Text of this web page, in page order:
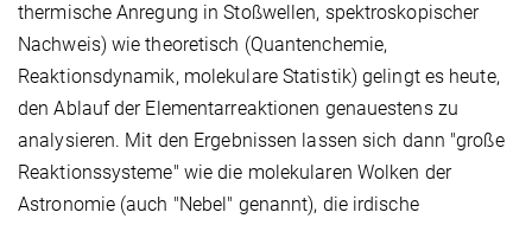
thermische Anregung in Stoßwellen, spektroskopischer
Nachweis) wie theoretisch (Quantenchemie,
Reaktionsdynamik, molekulare Statistik) gelingt es heute,
den Ablauf der Elementarreaktionen genauestens zu
analysieren. Mit den Ergebnissen lassen sich dann "große
Reaktionssysteme" wie die molekularen Wolken der
Astronomie (auch "Nebel" genannt), die irdische